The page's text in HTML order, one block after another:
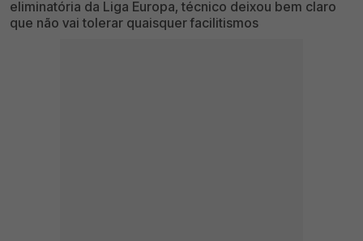
eliminatória da Liga Europa, técnico deixou bem claro
que não vai tolerar quaisquer facilitismos